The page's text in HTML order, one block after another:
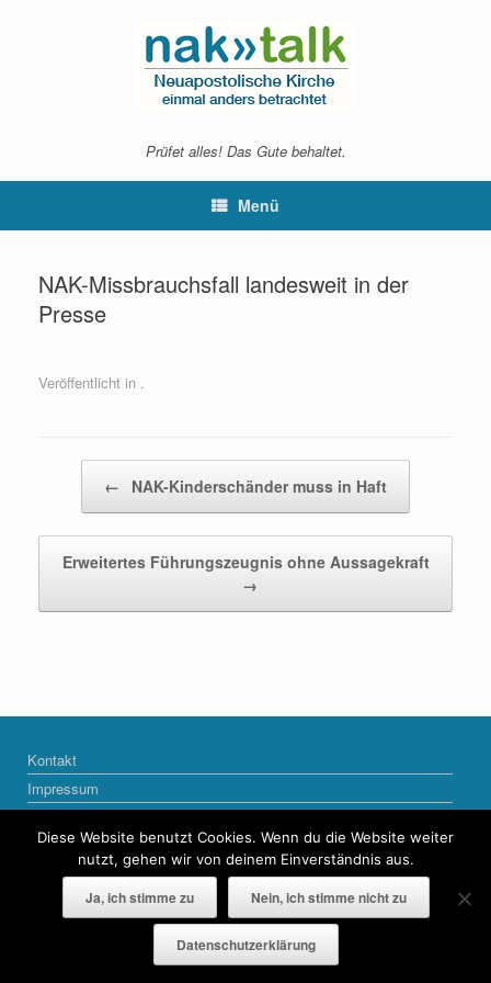
Prüfet alles! Das Gute behaltet.
Menü
NAK-Missbrauchsfall landesweit in der
Presse
Veröffentlicht in .
← NAK-Kinderschänder muss in Haft
Erweitertes Führungszeugnis ohne Aussagekraft
→
Kontakt
Impressum
Datenschutzerklärung
© COPYRIGHT 2013-2022 naktalk
Ein Theme vonSiteOrigin
Diese Website benutzt Cookies. Wenn du die Website weiter
nutzt, gehen wir von deinem Einverständnis aus.
Ja, ich stimme zu Nein, ich stimme nicht zu
Datenschutzerklärung